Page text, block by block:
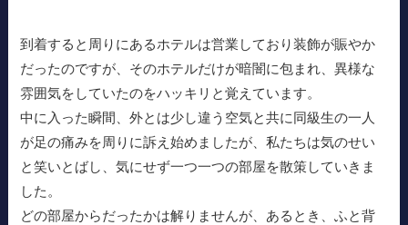
到着すると周りにあるホテルは営業しており装飾が賑やか
だったのですが、そのホテルだけが暗闇に包まれ、異様な
雰囲気をしていたのをハッキリと覚えています。
中に入った瞬間、外とは少し違う空気と共に同級生の一人
が足の痛みを周りに訴え始めましたが、私たちは気のせい
と笑いとばし、気にせず一つ一つの部屋を散策していきま
した。
どの部屋からだったかは解りませんが、あるとき、ふと背